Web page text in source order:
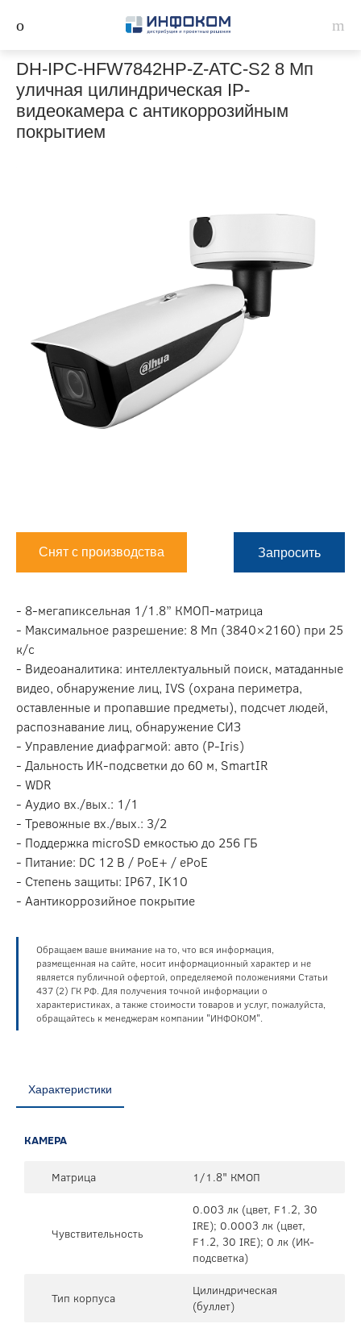
DH-IPC-HFW7842HP-Z-ATC-S2 8 Мп
уличная цилиндрическая IP-
видеокамера с антикоррозийным
покрытием
Снят с производства Запросить
- 8-мегапиксельная 1/1.8” КМОП-матрица
- Максимальное разрешение: 8 Мп (3840×2160) при 25
к/с
- Видеоаналитика: интеллектуальный поиск, матаданные
видео, обнаружение лиц, IVS (охрана периметра,
оставленные и пропавшие предметы), подсчет людей,
распознавание лиц, обнаружение СИЗ
- Управление диафрагмой: авто (P-Iris)
- Дальность ИК-подсветки до 60 м, SmartIR
- WDR
- Аудио вх./вых.: 1/1
- Тревожные вх./вых.: 3/2
- Поддержка microSD емкостью до 256 ГБ
- Питание: DC 12 В / PoE+ / ePoE
- Степень защиты: IP67, IK10
- Аантикоррозийное покрытие
Обращаем ваше внимание на то, что вся информация,
размещенная на сайте, носит информационный характер и не
является публичной офертой, определяемой положениями Статьи
437 (2) ГК РФ. Для получения точной информации о
характеристиках, а также стоимости товаров и услуг, пожалуйста,
обращайтесь к менеджерам компании "ИНФОКОМ".
Характеристики
КАМЕРА
Матрица 1/1.8" КМОП
Чувствительность
0.003 лк (цвет, F1.2, 30
IRE); 0.0003 лк (цвет,
F1.2, 30 IRE); 0 лк (ИК-
подсветка)
Тип корпуса
Цилиндрическая
(буллет)